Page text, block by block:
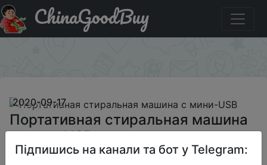
Промокод на знижку BGPMWS Портативная
стиральная машина с мини-USB
ChinaGoodBuy
2020-09-17
Портативная стиральная машина
с мини-USB
Підпишись на канали та бот у Telegram: